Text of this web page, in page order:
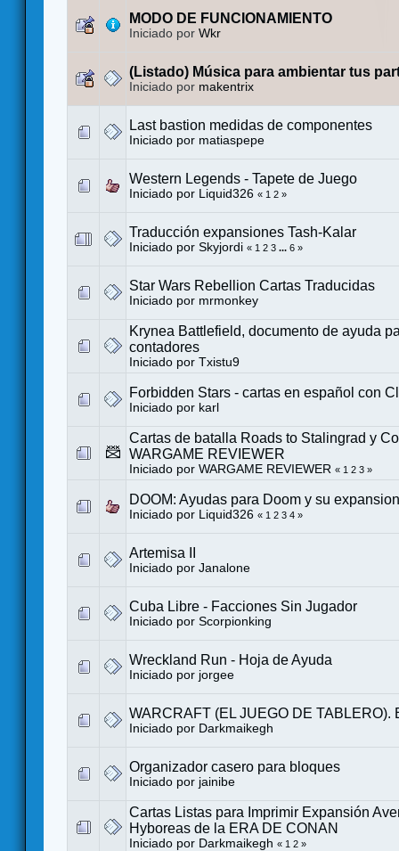
MODO DE FUNCIONAMIENTO
Iniciado por Wkr
(Listado) Música para ambientar tus
Iniciado por makentrix
Last bastion medidas de componentes
Iniciado por matiaspepe
Western Legends - Tapete de Juego
Iniciado por Liquid326 « 1 2 »
Traducción expansiones Tash-Kalar
Iniciado por Skyjordi « 1 2 3 ... 6 »
Star Wars Rebellion Cartas Traducidas
Iniciado por mrmonkey
Krynea Battlefield, documento de ayuda
contadores
Iniciado por Txistu9
Forbidden Stars - cartas en español con
Iniciado por karl
Cartas de batalla Roads to Stalingrad y
WARGAME REVIEWER
Iniciado por WARGAME REVIEWER « 1 2 3 »
DOOM: Ayudas para Doom y su
Iniciado por Liquid326 « 1 2 3 4 »
Artemisa II
Iniciado por Janalone
Cuba Libre - Facciones Sin Jugador
Iniciado por Scorpionking
Wreckland Run - Hoja de Ayuda
Iniciado por jorgee
WARCRAFT (EL JUEGO DE TABLERO).
Iniciado por Darkmaikegh
Organizador casero para bloques
Iniciado por jainibe
Cartas Listas para Imprimir Expansión
Hyboreas de la ERA DE CONAN
Iniciado por Darkmaikegh « 1 2 »